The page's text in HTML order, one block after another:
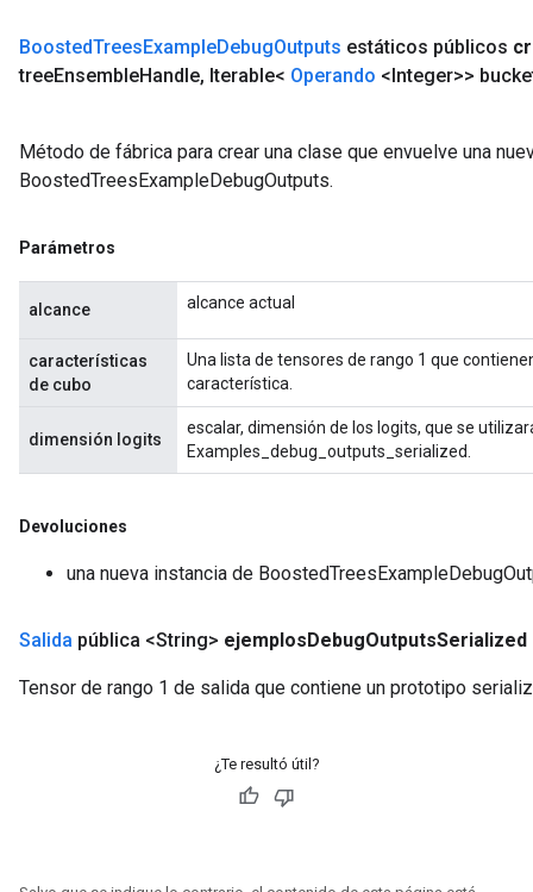
BoostedTreesExampleDebugOutputs estáticos públicos
treeEnsembleHandle, Iterable< Operando <Integer>>
Método de fábrica para crear una clase que envuelve una
BoostedTreesExampleDebugOutputs.
Parámetros
alcance alcance actual
características
de cubo
Una lista de tensores de rango 1 que
característica.
dimensión logits
escalar, dimensión de los logits, que se
Examples_debug_outputs_serialized.
Devoluciones
una nueva instancia de
Salida pública <String> ejemplosDebugOutputsSerialized
Tensor de rango 1 de salida que contiene un prototipo
¿Te resultó útil?